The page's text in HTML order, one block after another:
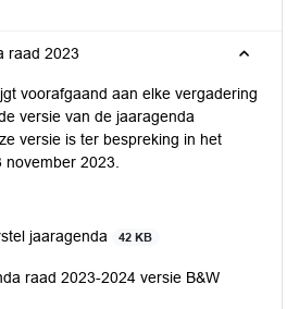
raad 2023
voorafgaand aan elke vergadering
versie van de jaaragenda
versie is ter bespreking in het
2023.
jaaragenda
42 KB
raad 2023-2024 versie B&W